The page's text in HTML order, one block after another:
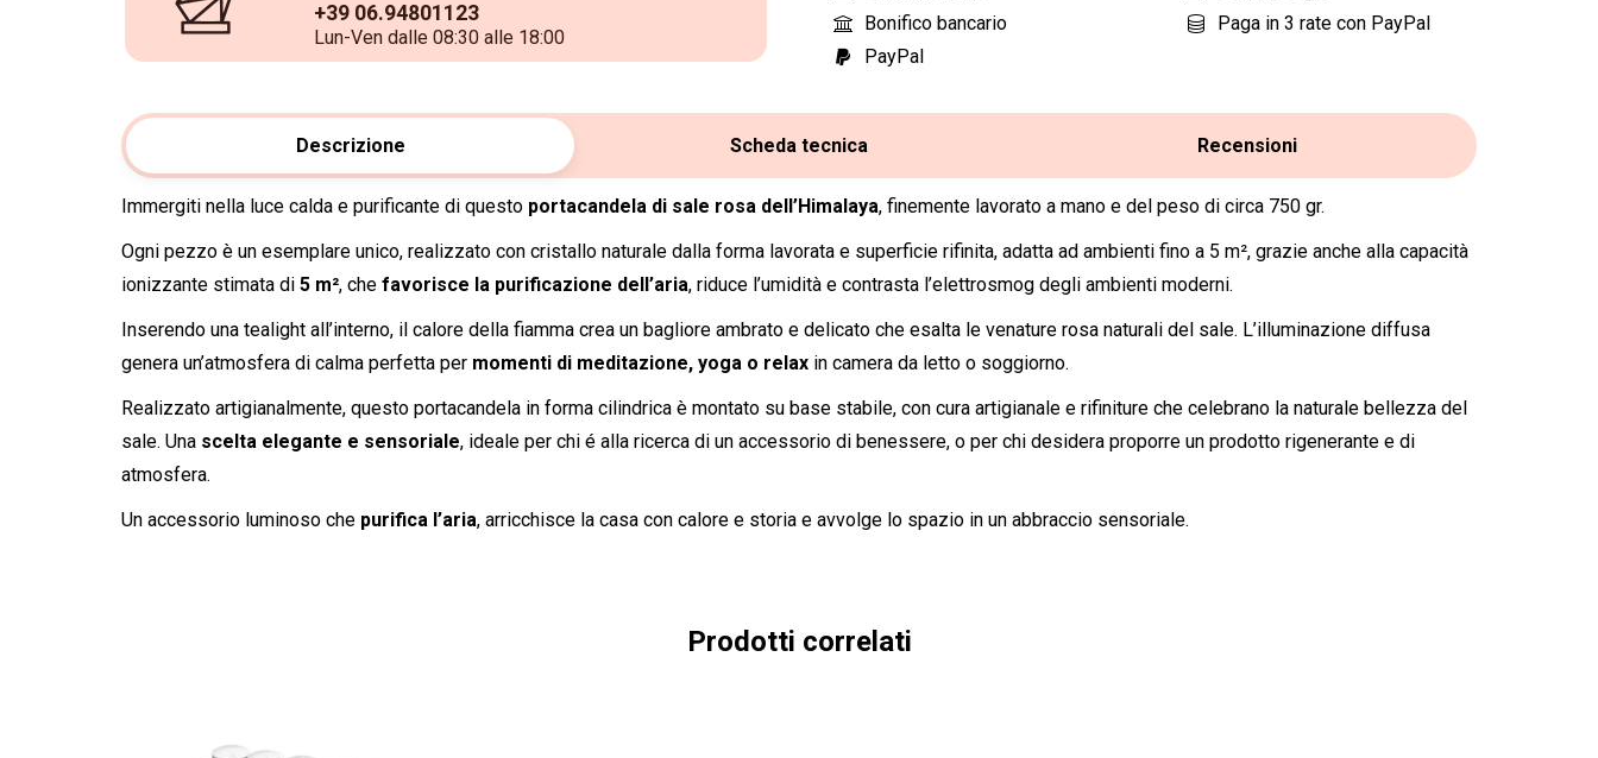
+39 06.94801123
Lun-Ven dalle 08:30 alle 18:00
Bonifico bancario
PayPal
Paga in 3 rate con PayPal
Descrizione Scheda tecnica Recensioni
Immergiti nella luce calda e purificante di questo portacandela di sale rosa dell’Himalaya, finemente lavorato a mano e del peso di circa 750 gr.
Ogni pezzo è un esemplare unico, realizzato con cristallo naturale dalla forma lavorata e superficie rifinita, adatta ad ambienti fino a 5 m², grazie anche alla capacità
ionizzante stimata di 5 m², che favorisce la purificazione dell’aria, riduce l’umidità e contrasta l’elettrosmog degli ambienti moderni.
Inserendo una tealight all’interno, il calore della fiamma crea un bagliore ambrato e delicato che esalta le venature rosa naturali del sale. L’illuminazione diffusa
genera un’atmosfera di calma perfetta per momenti di meditazione, yoga o relax in camera da letto o soggiorno.
Realizzato artigianalmente, questo portacandela in forma cilindrica è montato su base stabile, con cura artigianale e rifiniture che celebrano la naturale bellezza del
sale. Una scelta elegante e sensoriale, ideale per chi é alla ricerca di un accessorio di benessere, o per chi desidera proporre un prodotto rigenerante e di
atmosfera.
Un accessorio luminoso che purifica l’aria, arricchisce la casa con calore e storia e avvolge lo spazio in un abbraccio sensoriale.
Prodotti correlati